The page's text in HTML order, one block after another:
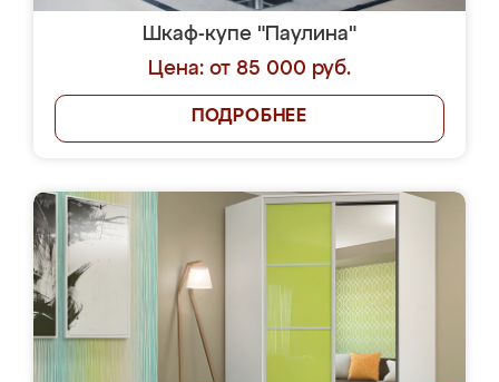
Шкаф-купе "Паулина"
Цена: от 85 000 руб.
ПОДРОБНЕЕ